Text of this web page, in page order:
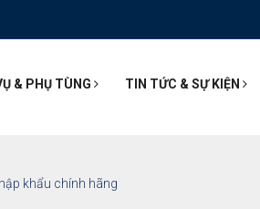
& PHỤ TÙNG TIN TỨC & SỰ KIỆN
khẩu chính hãng